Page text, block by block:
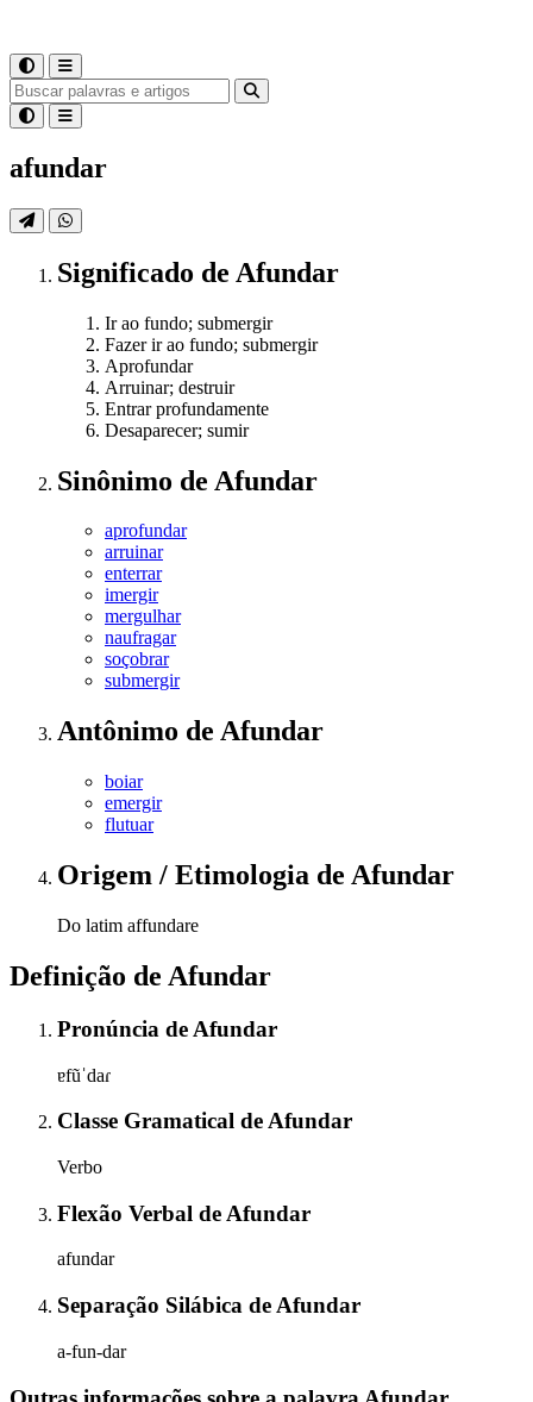
afundar
Significado de Afundar
Ir ao fundo; submergir
Fazer ir ao fundo; submergir
Aprofundar
Arruinar; destruir
Entrar profundamente
Desaparecer; sumir
Sinônimo de Afundar
aprofundar
arruinar
enterrar
imergir
mergulhar
naufragar
soçobrar
submergir
Antônimo de Afundar
boiar
emergir
flutuar
Origem / Etimologia de Afundar
Do latim affundare
Definição de Afundar
Pronúncia de Afundar
ɐfũˈdaɾ
Classe Gramatical deAfundar
Verbo
Flexão Verbal de Afundar
afundar
Separação Silábica de Afundar
a-fun-dar